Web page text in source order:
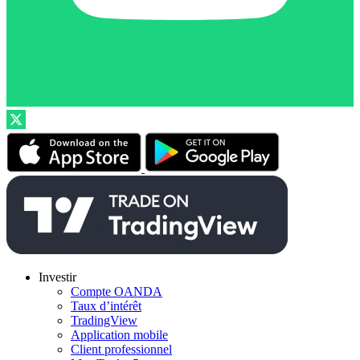
Investir
Compte OANDA
Taux d’intérêt
TradingView
Application mobile
Client professionnel